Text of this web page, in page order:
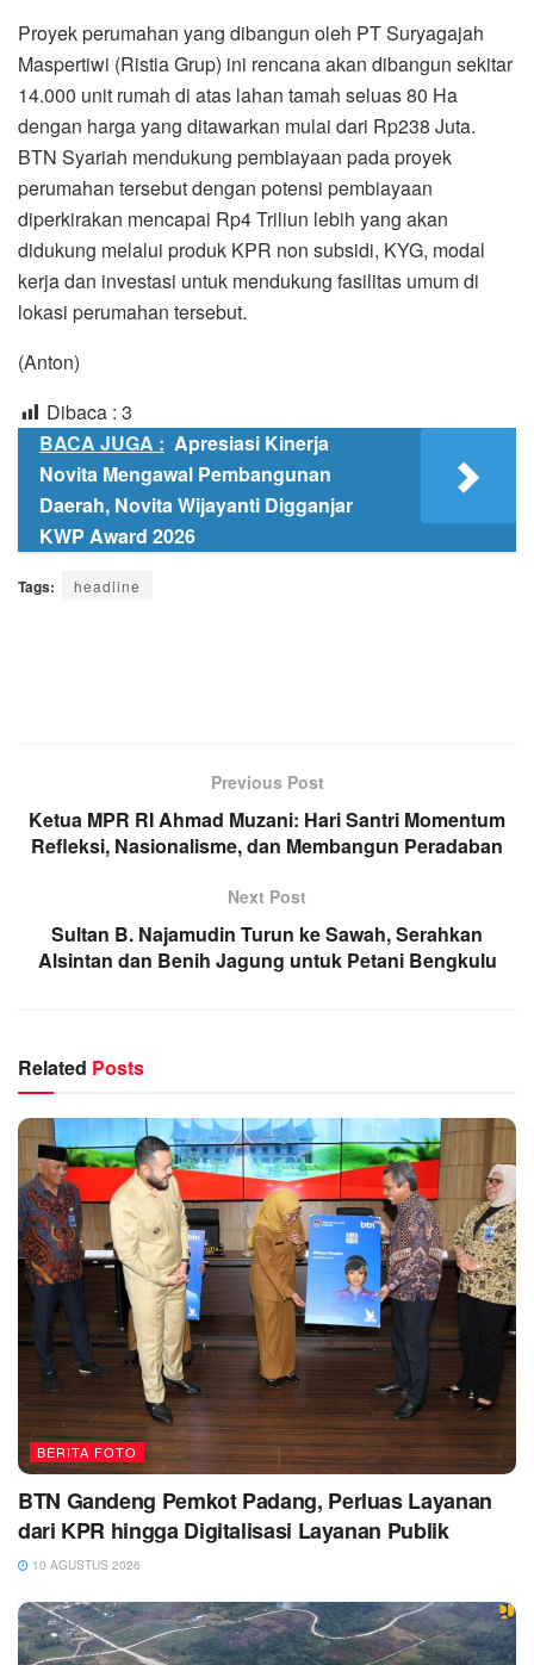
Proyek perumahan yang dibangun oleh PT Suryagajah
Maspertiwi (Ristia Grup) ini rencana akan dibangun sekitar
14.000 unit rumah di atas lahan tamah seluas 80 Ha
dengan harga yang ditawarkan mulai dari Rp238 Juta.
BTN Syariah mendukung pembiayaan pada proyek
perumahan tersebut dengan potensi pembiayaan
diperkirakan mencapai Rp4 Triliun lebih yang akan
didukung melalui produk KPR non subsidi, KYG, modal
kerja dan investasi untuk mendukung fasilitas umum di
lokasi perumahan tersebut.
(Anton)
Dibaca : 3
BACA JUGA : Apresiasi Kinerja
Novita Mengawal Pembangunan
Daerah, Novita Wijayanti Digganjar
KWP Award 2026
Tags: headline
Previous Post
Ketua MPR RI Ahmad Muzani: Hari Santri Momentum
Refleksi, Nasionalisme, dan Membangun Peradaban
Next Post
Sultan B. Najamudin Turun ke Sawah, Serahkan
Alsintan dan Benih Jagung untuk Petani Bengkulu
Related Posts
BERITA FOTO
BTN Gandeng Pemkot Padang, Perluas Layanan
dari KPR hingga Digitalisasi Layanan Publik
10 AGUSTUS 2026